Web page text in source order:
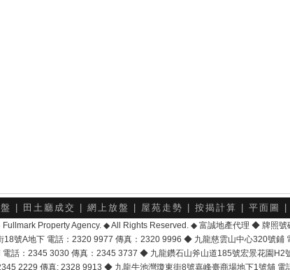
田土廳成交 網上放盤 屋苑走勢 按揭計算 平面圖
Property Agency. ◆ All Rights Reserved. ◆ 富誠地產代理 ◆ 牌照
18號A地下 電話：2320 9977 傳真：2320 9996 ◆ 九龍慈雲山中心320號鋪
電話：2345 3030 傳真：2345 3737 ◆ 九龍鑽石山斧山道185號宏景花園H2
2229 傳真: 2328 9913 ◆ 九龍牛池灣瓊東街8號嘉峰臺商場地下1號舖